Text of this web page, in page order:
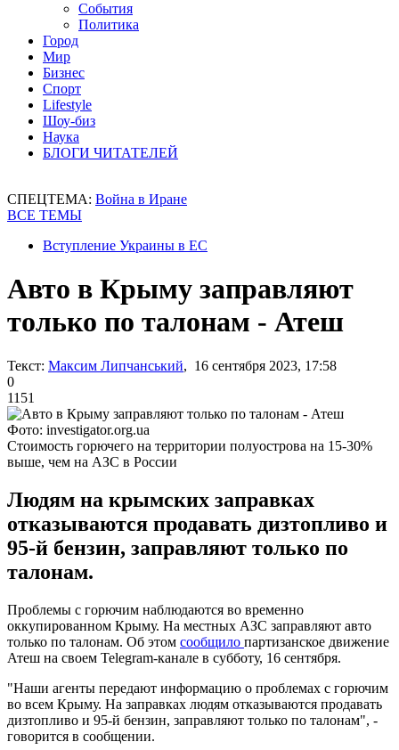
События
Политика
Город
Мир
Бизнес
Спорт
Lifestyle
Шоу-биз
Наука
БЛОГИ ЧИТАТЕЛЕЙ
СПЕЦТЕМА: Война в Иране
ВСЕ ТЕМЫ
Вступление Украины в ЕС
Авто в Крыму заправляют
только по талонам - Атеш
Текст: Максим Липчанський, 16 сентября 2023, 17:58
0
1151
Фото: investigator.org.ua
Стоимость горючего на территории полуострова на 15-30%
выше, чем на АЗС в России
Людям на крымских заправках
отказываются продавать дизтопливо и
95-й бензин, заправляют только по
талонам.
Проблемы с горючим наблюдаются во временно
оккупированном Крыму. На местных АЗС заправляют авто
только по талонам. Об этом сообщило партизанское движение
Атеш на своем Telegram-канале в субботу, 16 сентября.
"Наши агенты передают информацию о проблемах с горючим
во всем Крыму. На заправках людям отказываются продавать
дизтопливо и 95-й бензин, заправляют только по талонам", -
говорится в сообщении.